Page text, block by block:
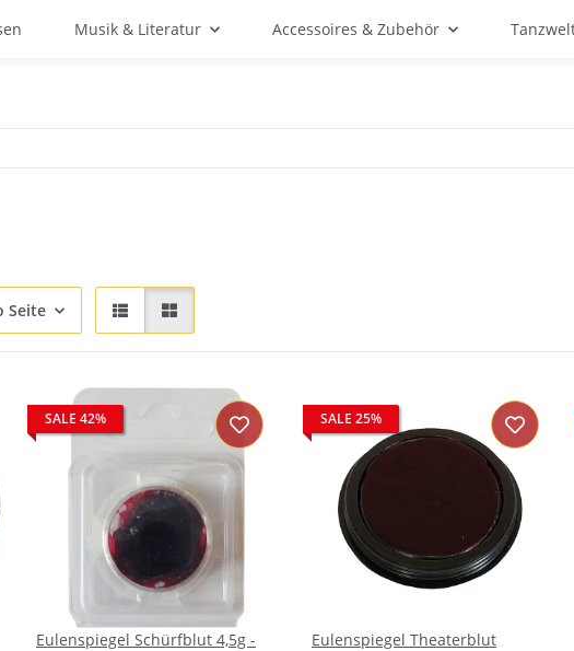
Musik & Literatur Accessoires & Zubehör
Seite
SALE 42%
Eulenspiegel Schürfblut 4,5g -
SALE 25%
Eulenspiegel Theaterblut